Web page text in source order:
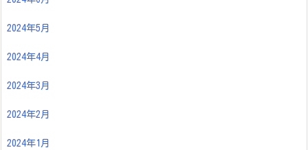
2024年5月
2024年4月
2024年3月
2024年2月
2024年1月